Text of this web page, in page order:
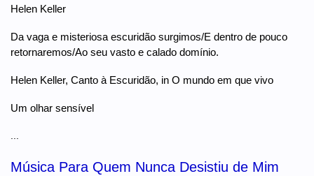
Helen Keller
Da vaga e misteriosa escuridão surgimos/E dentro de pouco
retornaremos/Ao seu vasto e calado domínio.
Helen Keller, Canto à Escuridão, in O mundo em que vivo
Um olhar sensível
...
Música Para Quem Nunca Desistiu de Mim